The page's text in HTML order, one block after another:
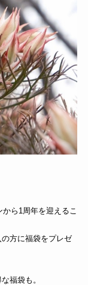
ら1周年を迎えるこ
方に福袋をプレゼ
福袋も。